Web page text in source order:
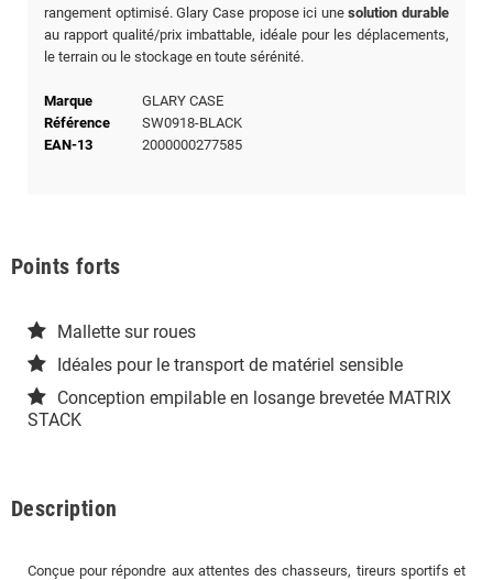
rangement optimisé. Glary Case propose ici unesolution durable
au rapport qualité/prix imbattable, idéale pour les déplacements,
le terrain ou le stockage en toute sérénité.
Marque
GLARY CASE
Référence
SW0918-BLACK
EAN-13
2000000277585
Points forts
Mallette sur roues
Idéales pour le transport de matériel sensible
Conception empilable en losange brevetée MATRIX
STACK
Description
Conçue pour répondre aux attentes des chasseurs, tireurs sportifs et